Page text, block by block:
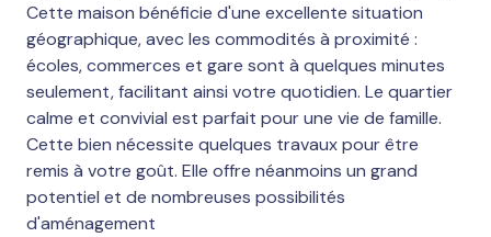
Cette maison bénéficie d'une excellente situation
géographique, avec les commodités à proximité :
écoles, commerces et gare sont à quelques minutes
seulement, facilitant ainsi votre quotidien. Le quartier
calme et convivial est parfait pour une vie de famille.
Cette bien nécessite quelques travaux pour être
remis à votre goût. Elle offre néanmoins un grand
potentiel et de nombreuses possibilités
d'aménagement